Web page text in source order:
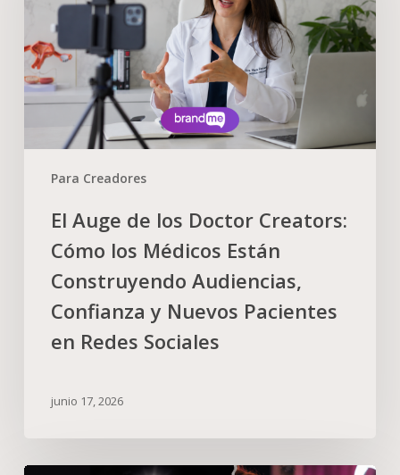
Para Creadores
El Auge de los Doctor Creators:
Cómo los Médicos Están
Construyendo Audiencias,
Confianza y Nuevos Pacientes
en Redes Sociales
junio 17, 2026